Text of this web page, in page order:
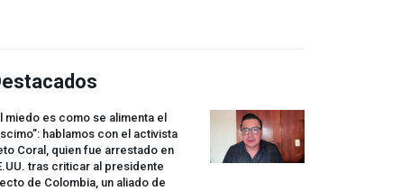
miedo es como se alimenta el
hablamos con el activista
Coral, quien fue arrestado en
tras criticar al presidente
de Colombia, un aliado de